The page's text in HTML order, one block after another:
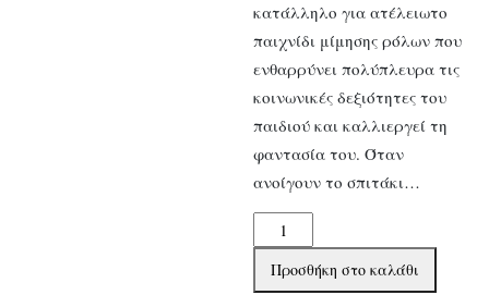
κατάλληλο για ατέλειωτο
παιχνίδι μίμησης ρόλων που
ενθαρρύνει πολύπλευρα τις
κοινωνικές δεξιότητες του
παιδιού και καλλιεργεί τη
φαντασία του. Όταν
ανοίγουν το σπιτάκι…
Djeco
ξύλινο
σπιτάκι
Προσθήκη στο καλάθι